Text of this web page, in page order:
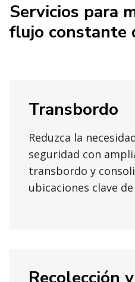
Servicios para
flujo constante
Transbordo
Reduzca la
seguridad con
transbordo y
ubicaciones clave